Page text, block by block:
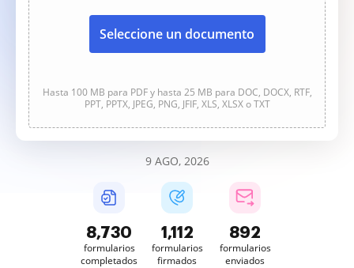
Seleccione un documento
Hasta 100 MB para PDF y hasta 25 MB para DOC, DOCX, RTF,
PPT, PPTX, JPEG, PNG, JFIF, XLS, XLSX o TXT
9 AGO, 2026
8,731
formularios
completados
1,112
formularios
firmados
892
formularios
enviados